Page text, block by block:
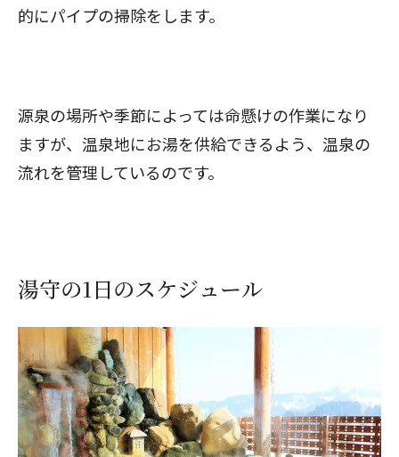
的にパイプの掃除をします。
源泉の場所や季節によっては命懸けの作業になり
ますが、温泉地にお湯を供給できるよう、温泉の
流れを管理しているのです。
湯守の1日のスケジュール